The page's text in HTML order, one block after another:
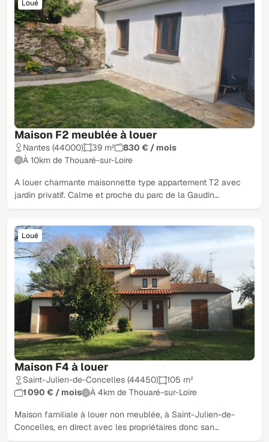
Maison F2 meublée à louer
Loué
Nantes (44000) 39 m²
830 € / mois
À 10km de Thouaré-sur-Loire
A louer charmante maisonnette type appartement T2 avec
jardin privatif. Calme et proche du parc de la Gaudin…
Maison F4 à louer
Loué
Saint-Julien-de-Concelles (44450)
105 m²
1 090 € / mois
À 4km de Thouaré-sur-Loire
Maison familiale à louer non meublée, à Saint-Julien-de-
Concelles, en direct avec les propriétaires donc san…